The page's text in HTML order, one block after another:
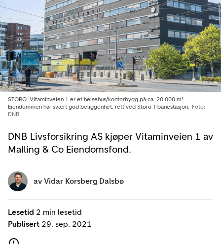
DNB Livsforsikring AS kjøper Vitaminveien 1 av
Malling & Co Eiendomsfond.
STORO: Vitaminveien 1 er et helsehus/kontorbygg på ca. 20.000 m².
Eiendommen har svært god beliggenhet, rett ved Storo T-banestasjon. Foto:
DNB
Lesetid 2 min lesetid
Publisert 29. sep. 2021
av Vidar Korsberg Dalsbø